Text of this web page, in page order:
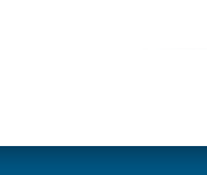
Sélection